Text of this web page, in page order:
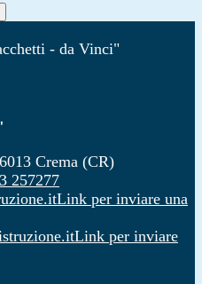
- da Vinci"
Crema (CR)
257277
Link per inviare una
Link per inviare